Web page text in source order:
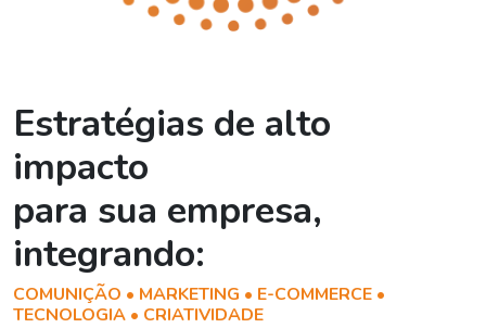
Estratégias de alto
impacto
para sua empresa,
integrando:
COMUNIÇÃO • MARKETING • E-COMMERCE •
TECNOLOGIA • CRIATIVIDADE